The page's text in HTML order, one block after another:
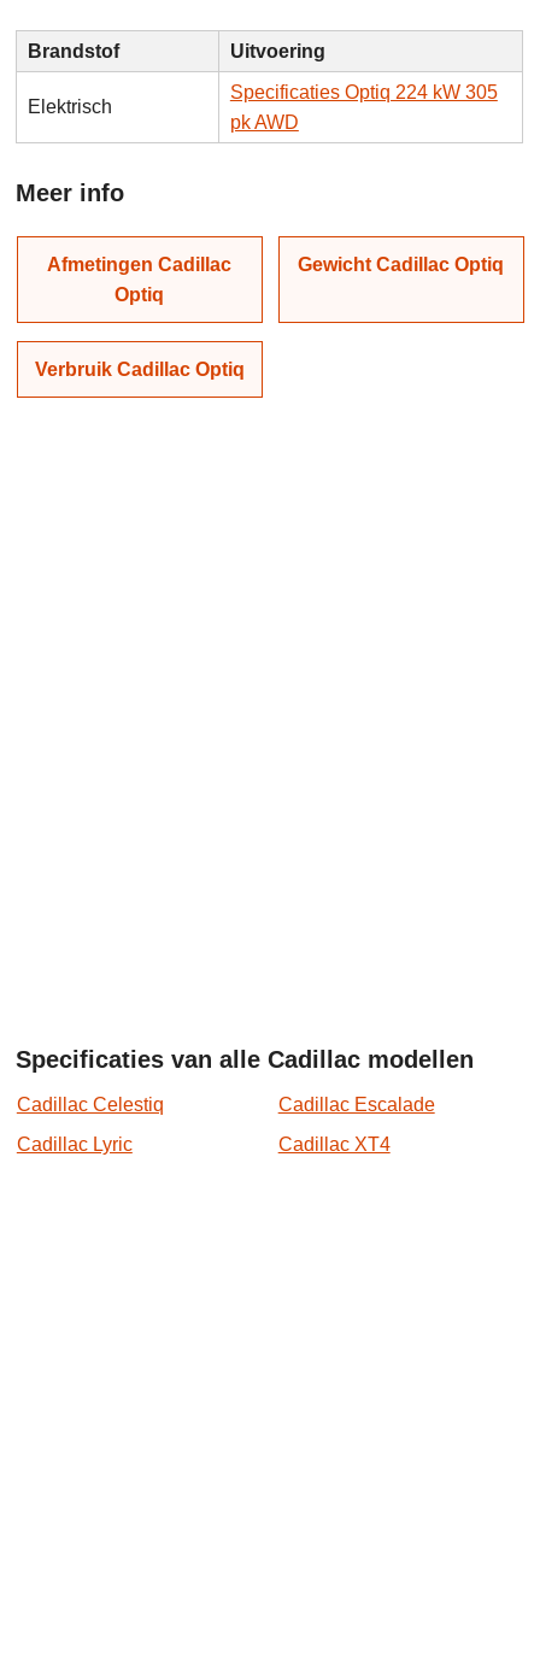
Brandstof Uitvoering
Elektrisch
Specificaties Optiq 224 kW 305
pk AWD
Meer info
Afmetingen Cadillac
Optiq
Gewicht Cadillac Optiq
Verbruik Cadillac Optiq
Specificaties van alle Cadillac modellen
Cadillac Celestiq
Cadillac Escalade
Cadillac Lyric
Cadillac XT4